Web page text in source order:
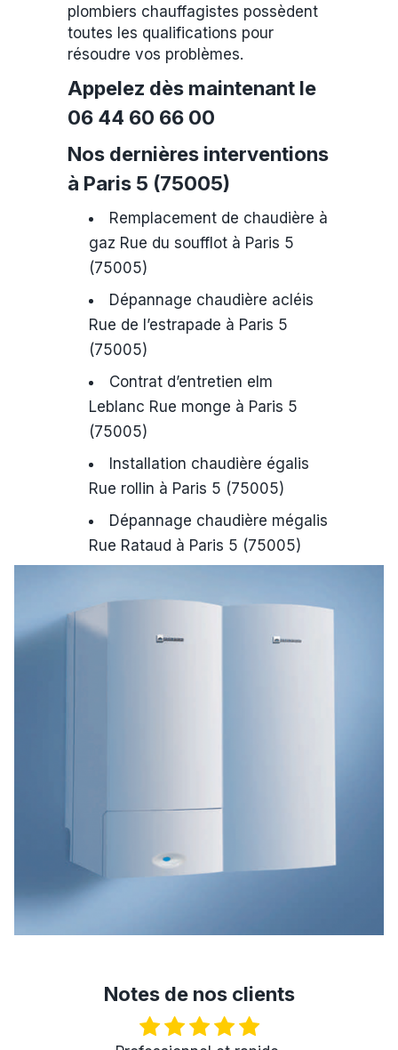
plombiers chauffagistes possèdent
toutes les qualifications pour
résoudre vos problèmes.
Appelez dès maintenant le
06 44 60 66 00
Nos dernières interventions
à Paris 5 (75005)
Remplacement de chaudière à
gaz Rue du soufflot à Paris 5
(75005)
Dépannage chaudière acléis
Rue de l’estrapade à Paris 5
(75005)
Contrat d’entretien elm
Leblanc Rue monge à Paris 5
(75005)
Installation chaudière égalis
Rue rollin à Paris 5 (75005)
Dépannage chaudière mégalis
Rue Rataud à Paris 5 (75005)
Notes de nos clients